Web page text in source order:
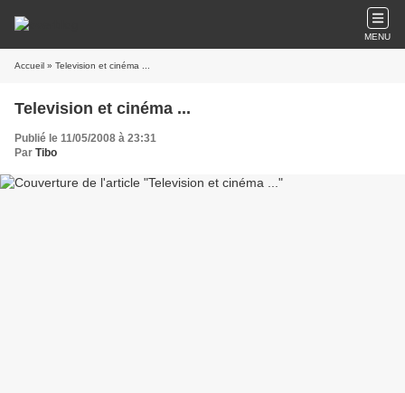
MENU
Accueil » Television et cinéma ...
Television et cinéma ...
Publié le 11/05/2008 à 23:31
Par Tibo